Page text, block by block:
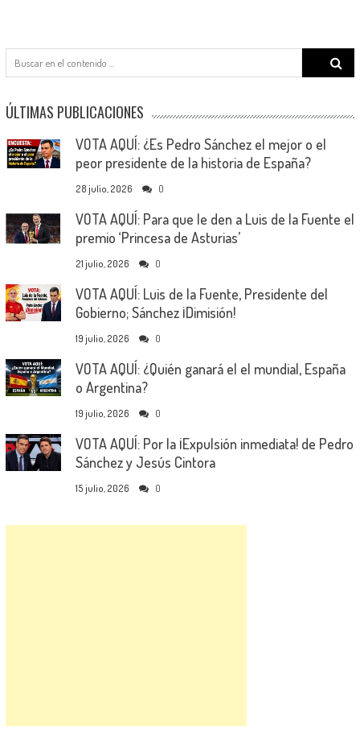
Search
ÚLTIMAS PUBLICACIONES
VOTA AQUÍ: ¿Es Pedro Sánchez el mejor o el
peor presidente de la historia de España?
28 julio, 2026 0
VOTA AQUÍ: Para que le den a Luis de la Fuente el
premio ‘Princesa de Asturias’
21 julio, 2026 0
VOTA AQUÍ: Luis de la Fuente, Presidente del
Gobierno; Sánchez ¡Dimisión!
19 julio, 2026 0
VOTA AQUÍ: ¿Quién ganará el el mundial, España
o Argentina?
19 julio, 2026 0
VOTA AQUÍ: Por la ¡Expulsión inmediata! de Pedro
Sánchez y Jesús Cintora
15 julio, 2026 0